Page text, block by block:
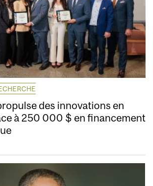
des innovations en
à 250 000 $ en financement